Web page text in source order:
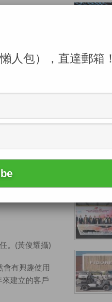
。(黃俊耀攝)
有興趣使用
建立的客戶
人包），直達郵箱！